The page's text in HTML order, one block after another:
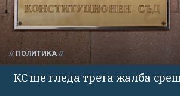
ПОЛИТИКА
КС ще гледа трета жалба